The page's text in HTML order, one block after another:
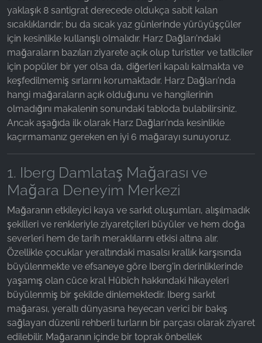
yaklaşık 8 santigrat derecede oldukça sabit kalan
sıcaklıklarıdır; bu da sıcak yaz günlerinde yürüyüşçüler
için kesinlikle kullanışlı olmalıdır. Harz Dağları'ndaki
mağaraların bazıları ziyarete açık olup turistler ve tatilciler
için popüler bir yer olsa da, diğerleri kapalı kalmakta ve
keşfedilmemiş sırlarını korumaktadır. Harz Dağları'nda
hangi mağaraların açık olduğunu ve hangilerinin
olmadığını makalenin sonundaki tabloda bulabilirsiniz.
Ancak aşağıda ilk olarak Harz Dağları'nda kesinlikle
kaçırmamanız gereken en iyi 6 mağarayı sunuyoruz.
1. Iberg Damlataş Mağarası ve
Mağara Deneyim Merkezi
Mağaranın etkileyici kaya ve sarkıt oluşumları, alışılmadık
şekilleri ve renkleriyle ziyaretçileri büyüler ve hem doğa
severleri hem de tarih meraklılarını etkisi altına alır.
Özellikle çocuklar yeraltındaki masalsı krallık karşısında
büyülenmekte ve efsaneye göre Iberg'in derinliklerinde
yaşamış olan cüce kral Hübich hakkındaki hikayeleri
büyülenmiş bir şekilde dinlemektedir. Iberg sarkıt
mağarası, yeraltı dünyasına heyecan verici bir bakış
sağlayan düzenli rehberli turların bir parçası olarak ziyaret
edilebilir. Mağaranın içinde bir toprak önbellek
Name:
_fbp, fr, _fbq, fbq
Provider:
Facebook Ireland Ltd.
Purpose:
Reklam ölçümü ve pazarlaması
Cookie duration:
3 ay - 1 yıl
İSTATISTIKLER
İstatistik Çerezleri anonim olarak bilgi toplar. Bu
bilgiler, ziyaretçilerimizin web sitemizi nasıl
kullandığını anlamamıza yardımcı olur.
Google Analytics
Name:
_ga, _gid, _gac_gb_
Provider:
Google LLC